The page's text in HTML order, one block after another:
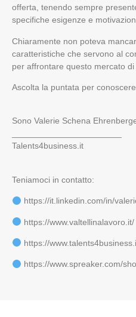
offerta, tenendo sempre
specifiche esigenze e
Chiaramente non poteva
caratteristiche che servono al
per affrontare questo mercato di
Ascolta la puntata per
Sono Valerie Schena
Talents4business.it
Teniamoci in contatto:
https://it.linkedin.com/in/
https://www.valtellinalavoro.it/
https://
https://www.spreaker.com/